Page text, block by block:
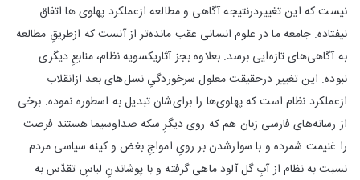
نیست که این تغییردرنتیجه آگاهی و مطالعه ازعملکرد پهلوی ها اتفاق
نیفتاده. جامعه ما در علوم انسانی عقب مانده‌تر از آنست که ازطریقِ مطالعه
به آگاهی‌های تازه‌ایی برسد. بعلاوه بجز آثاریکسویه نظام، منابعِ دیگری
نبوده. این تغییر درحقیقت معلول سرخوردگیِ نسل‌های بعد ازانقلاب
ازعملکرد نظام است که پهلوی‌ها را برای‌شان تبدیل به اسطوره نموده. برخی
از رسانه‌های فارسی زبان هم که روی دیگرِ سکه صداوسیما هستند فرصت
را غنیمت شمرده و با سوارشدن بر رویِ امواجِ بغض و کینه سیاسی مردم
نسبت به نظام از آبِ گل آلود ماهی گرفته و با پوشاندنِ لباسِ تقدّس به